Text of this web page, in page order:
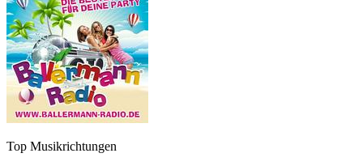
Top Musikrichtungen